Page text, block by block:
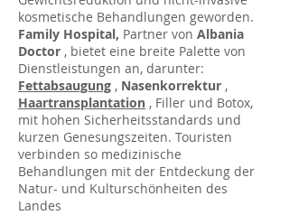
kosmetische Behandlungen geworden.
Family Hospital, Partner von Albania
Doctor , bietet eine breite Palette von
Dienstleistungen an, darunter:
Fettabsaugung , Nasenkorrektur ,
Haartransplantation , Filler und Botox,
mit hohen Sicherheitsstandards und
kurzen Genesungszeiten. Touristen
verbinden so medizinische
Behandlungen mit der Entdeckung der
Natur- und Kulturschönheiten des
Landes